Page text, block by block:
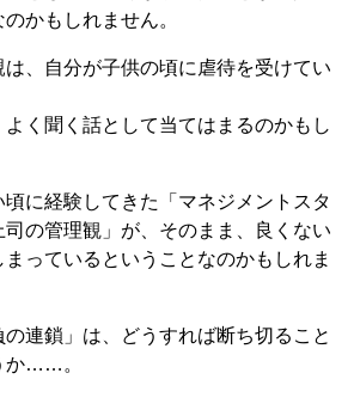
かもしれません。
は、自分が子供の頃に虐待を受けてい
く聞く話として当てはまるのかもし
に経験してきた「マネジメントスタ
の管理観」が、そのまま、良くない
っているということなのかもしれま
連鎖」は、どうすれば断ち切ること
か……。